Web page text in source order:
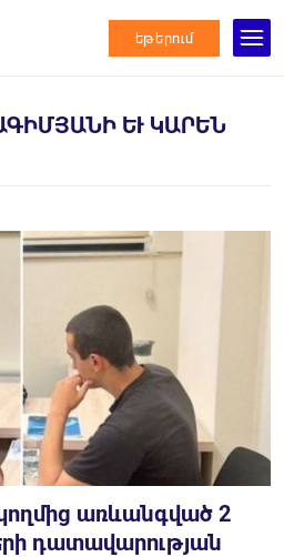
եթերում
ԵՒ ԿԱՐԵՆ Ղ
առևանգված 2
դատավարության